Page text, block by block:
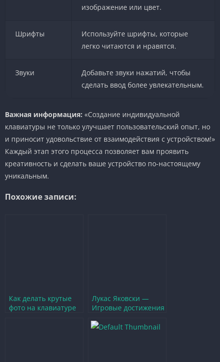
изображение или цвет.
Шрифты
Используйте шрифты, которые
легко читаются и нравятся.
Звуки
Добавьте звуки нажатий, чтобы
сделать ввод более увлекательным.
Важная информация: «Создание индивидуальной
клавиатуры не только улучшает пользовательский опыт, но
и приносит удовольствие от взаимодействия с устройством!»
Каждый этап этого процесса позволяет вам проявить
креативность и сделать ваше устройство по-настоящему
уникальным.
Похожие записи:
Как делать крутые
фото на клавиатуре
Лукас Яковски —
Игровые достижения
геймеров